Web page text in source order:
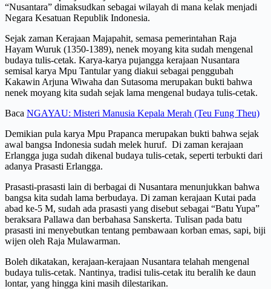
“Nusantara” dimaksudkan sebagai wilayah di mana kelak menjadi
Negara Kesatuan Republik Indonesia.
Sejak zaman Kerajaan Majapahit, semasa pemerintahan Raja
Hayam Wuruk (1350-1389), nenek moyang kita sudah mengenal
budaya tulis-cetak. Karya-karya pujangga kerajaan Nusantara
semisal karya Mpu Tantular yang diakui sebagai penggubah
Kakawin Arjuna Wiwaha dan Sutasoma merupakan bukti bahwa
nenek moyang kita sudah sejak lama mengenal budaya tulis-cetak.
Baca NGAYAU: Misteri Manusia Kepala Merah (Teu Fung Theu)
Demikian pula karya Mpu Prapanca merupakan bukti bahwa sejak
awal bangsa Indonesia sudah melek huruf. Di zaman kerajaan
Erlangga juga sudah dikenal budaya tulis-cetak, seperti terbukti dari
adanya Prasasti Erlangga.
Prasasti-prasasti lain di berbagai di Nusantara menunjukkan bahwa
bangsa kita sudah lama berbudaya. Di zaman kerajaan Kutai pada
abad ke-5 M, sudah ada prasasti yang disebut sebagai “Batu Yupa”
beraksara Pallawa dan berbahasa Sanskerta. Tulisan pada batu
prasasti ini menyebutkan tentang pembawaan korban emas, sapi, biji
wijen oleh Raja Mulawarman.
Boleh dikatakan, kerajaan-kerajaan Nusantara telahah mengenal
budaya tulis-cetak. Nantinya, tradisi tulis-cetak itu beralih ke daun
lontar, yang hingga kini masih dilestarikan.